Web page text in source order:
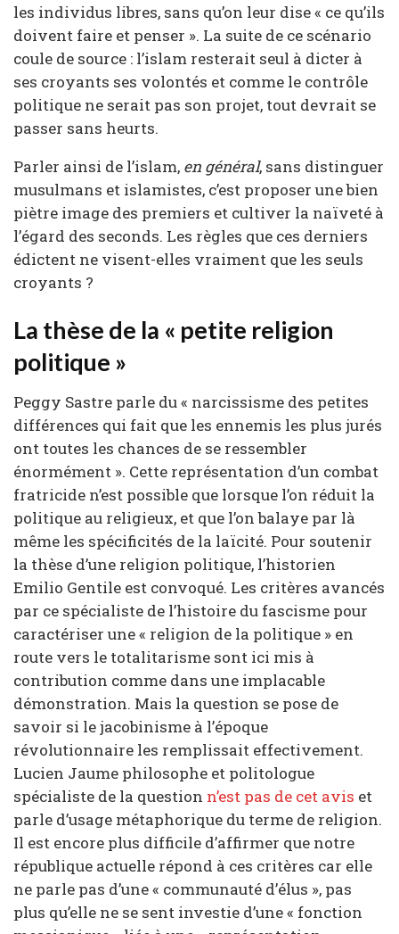
les individus libres, sans qu’on leur dise « ce qu’ils
doivent faire et penser ». La suite de ce scénario
coule de source : l’islam resterait seul à dicter à
ses croyants ses volontés et comme le contrôle
politique ne serait pas son projet, tout devrait se
passer sans heurts.
Parler ainsi de l’islam, en général, sans distinguer
musulmans et islamistes, c’est proposer une bien
piètre image des premiers et cultiver la naïveté à
l’égard des seconds. Les règles que ces derniers
édictent ne visent-elles vraiment que les seuls
croyants ?
La thèse de la « petite religion
politique »
Peggy Sastre parle du « narcissisme des petites
différences qui fait que les ennemis les plus jurés
ont toutes les chances de se ressembler
énormément ». Cette représentation d’un combat
fratricide n’est possible que lorsque l’on réduit la
politique au religieux, et que l’on balaye par là
même les spécificités de la laïcité. Pour soutenir
la thèse d’une religion politique, l’historien
Emilio Gentile est convoqué. Les critères avancés
par ce spécialiste de l’histoire du fascisme pour
caractériser une « religion de la politique » en
route vers le totalitarisme sont ici mis à
contribution comme dans une implacable
démonstration. Mais la question se pose de
savoir si le jacobinisme à l’époque
révolutionnaire les remplissait effectivement.
Lucien Jaume philosophe et politologue
spécialiste de la question n’est pas de cet avis et
parle d’usage métaphorique du terme de religion.
Il est encore plus difficile d’affirmer que notre
république actuelle répond à ces critères car elle
ne parle pas d’une « communauté d’élus », pas
plus qu’elle ne se sent investie d’une « fonction